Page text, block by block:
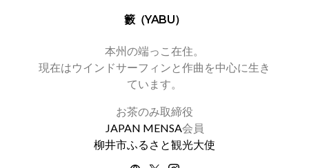
籔（YABU）
本州の端っこ在住。
現在はウインドサーフィンと作曲を中心に生き
ています。
お茶のみ取締役
JAPAN MENSA会員
柳井市ふるさと観光大使